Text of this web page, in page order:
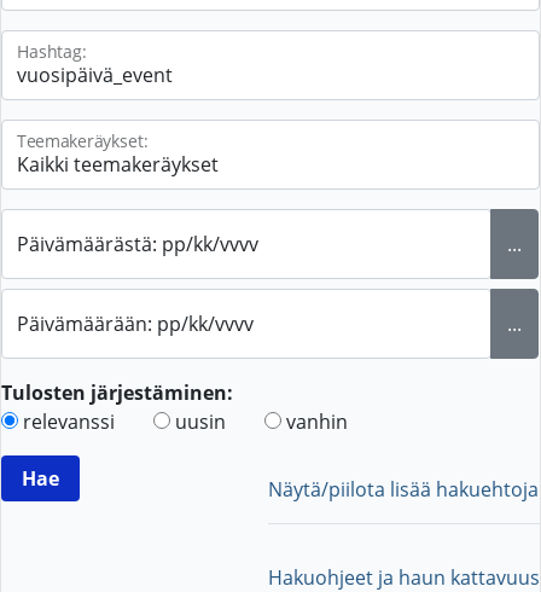
Hashtag:
Teemakeräykset:
Päivämäärästä: pp/kk/vvvv ...
Päivämäärään: pp/kk/vvvv ...
Tulosten järjestäminen:
relevanssi
uusin vanhin
Näytä/piilota lisää hakuehtoja
Hakuohjeet ja haun kattavuus